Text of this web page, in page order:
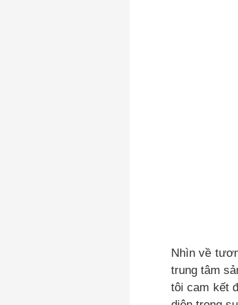
Nhìn về
trung tâm
tôi cam kết